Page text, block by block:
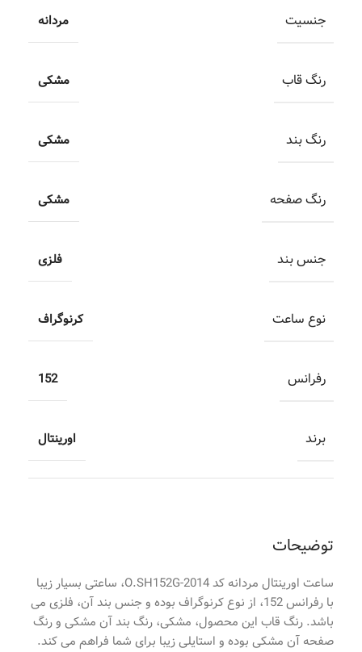
توضیحات
ساعت اورینتال مردانه کد O.SH152G-2014، ساعتی بسیار زیبا
با رفرانس 152، از نوع کرنوگراف بوده و جنس بند آن، فلزی می
باشد. رنگ قاب این محصول، مشکی، رنگ بند آن مشکی و رنگ
صفحه آن مشکی بوده و استایلی زیبا برای شما فراهم می کند.
جنسیت مردانه
رنگ قاب مشکی
رنگ بند مشکی
رنگ صفحه مشکی
جنس بند فلزی
نوع ساعت کرنوگراف
رفرانس 152
برند اورینتال